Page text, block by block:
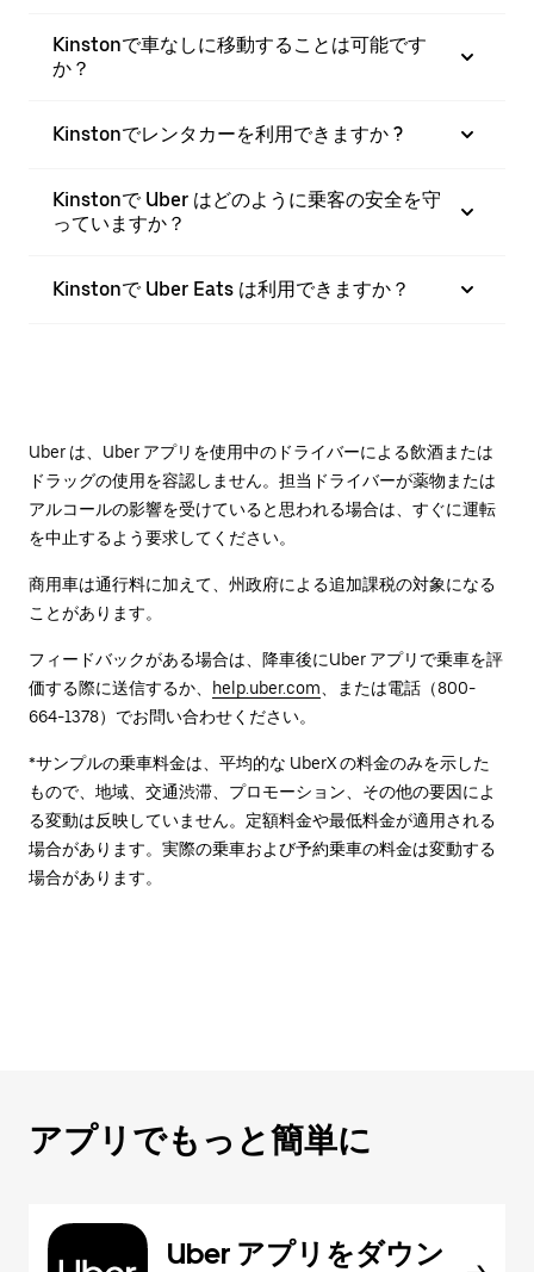
Kinstonで車なしに移動することは可能です
か？
Kinstonでレンタカーを利用できますか ?
Kinstonで Uber はどのように乗客の安全を守
っていますか？
Kinstonで Uber Eats は利用できますか？
Uber は、Uber アプリを使用中のドライバーによる飲酒または
ドラッグの使用を容認しません。担当ドライバーが薬物または
アルコールの影響を受けていると思われる場合は、すぐに運転
を中止するよう要求してください。
商用車は通行料に加えて、州政府による追加課税の対象になる
ことがあります。
フィードバックがある場合は、降車後に⁠Uber アプリで乗車を評
価する際に送信するか、
help.uber.com 、または電話（800-
664-1378）でお問い合わせください。
*サンプルの乗車料金は、平均的な UberX の料金のみを示した
もので、地域、交通渋滞、プロモーション、その他の要因によ
る変動は反映していません。定額料金や最低料金が適用される
場合があります。実際の乗車および予約乗車の料金は変動する
場合があります。
アプリでもっと簡単に
Uber アプリをダウン